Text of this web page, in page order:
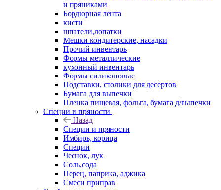
и пряниками
Бордюрная лента
кисти
шпатели,лопатки
Мешки кондитерские, насадки
Прочий инвентарь
Формы металлические
кухонный инвентарь
Формы силиконовые
Подставки, столики для десертов
Бумага для выпечки
Пленка пищевая, фольга, бумага д/выпечки
Специи и пряности
Назад
Специи и пряности
Имбирь, корица
Специи
Чеснок, лук
Соль,сода
Перец, паприка, аджика
Смеси приправ